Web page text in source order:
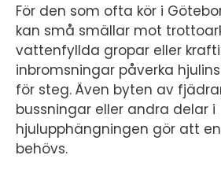
För den som ofta kör i
kan små smällar mot
vattenfyllda gropar eller
inbromsningar påverka
för steg. Även byten av
bussningar eller andra delar i
hjulupphängningen gör att
behövs.